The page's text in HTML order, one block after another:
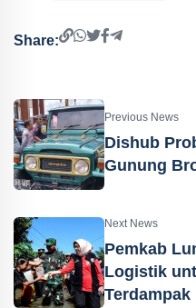
Share:
Previous News
Dishub
Gunung
Next News
Pemkab
Logistik